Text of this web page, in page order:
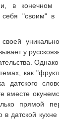
в конечном
"своим" в
у
как
датского
вместе
прямой
датской